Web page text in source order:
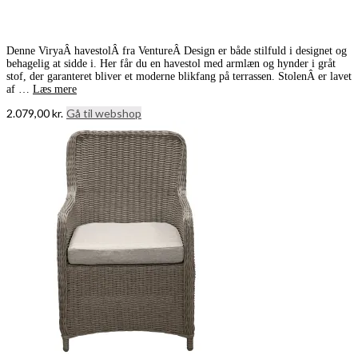
Denne ViryaÂ havestolÂ fra VentureÂ Design er både stilfuld i designet og
behagelig at sidde i. Her får du en havestol med armlæn og hynder i gråt
stof, der garanteret bliver et moderne blikfang på terrassen. StolenÂ er lavet
af … Læs mere
2.079,00kr. Gå til webshop